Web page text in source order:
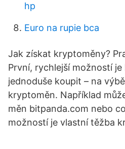
hp
Euro na rupie bca
Jak získat kryptoměny?
První, rychlejší možností
jednoduše koupit – na
kryptoměn. Například
měn bitpanda.com nebo
možností je vlastní těžba